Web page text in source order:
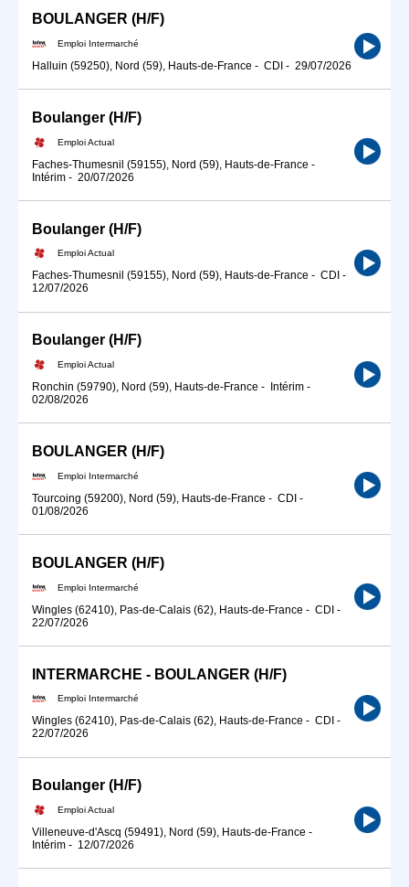
BOULANGER (H/F)
Emploi Intermarché
Halluin (59250), Nord (59), Hauts-de-France - CDI - 29/07/2026
Boulanger (H/F)
Emploi Actual
Faches-Thumesnil (59155), Nord (59), Hauts-de-France -
Intérim - 20/07/2026
Boulanger (H/F)
Emploi Actual
Faches-Thumesnil (59155), Nord (59), Hauts-de-France - CDI -
12/07/2026
Boulanger (H/F)
Emploi Actual
Ronchin (59790), Nord (59), Hauts-de-France - Intérim -
02/08/2026
BOULANGER (H/F)
Emploi Intermarché
Tourcoing (59200), Nord (59), Hauts-de-France - CDI -
01/08/2026
BOULANGER (H/F)
Emploi Intermarché
Wingles (62410), Pas-de-Calais (62), Hauts-de-France - CDI -
22/07/2026
INTERMARCHE - BOULANGER (H/F)
Emploi Intermarché
Wingles (62410), Pas-de-Calais (62), Hauts-de-France - CDI -
22/07/2026
Boulanger (H/F)
Emploi Actual
Villeneuve-d'Ascq (59491), Nord (59), Hauts-de-France -
Intérim - 12/07/2026